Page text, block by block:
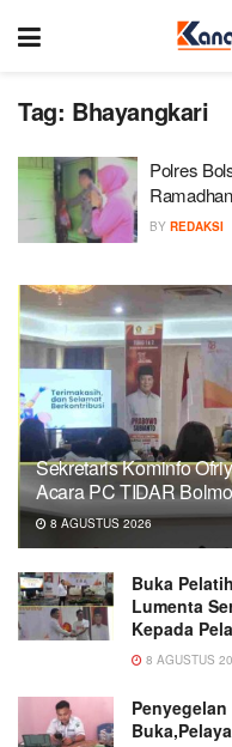
Tag: Bhayangkari
Polres
BY REDAKSI
Sekretaris Kominfo
Acara PC TIDAR
8 AGUSTUS 2026
Buka
Lumenta
Kepada
8 AGUSTUS